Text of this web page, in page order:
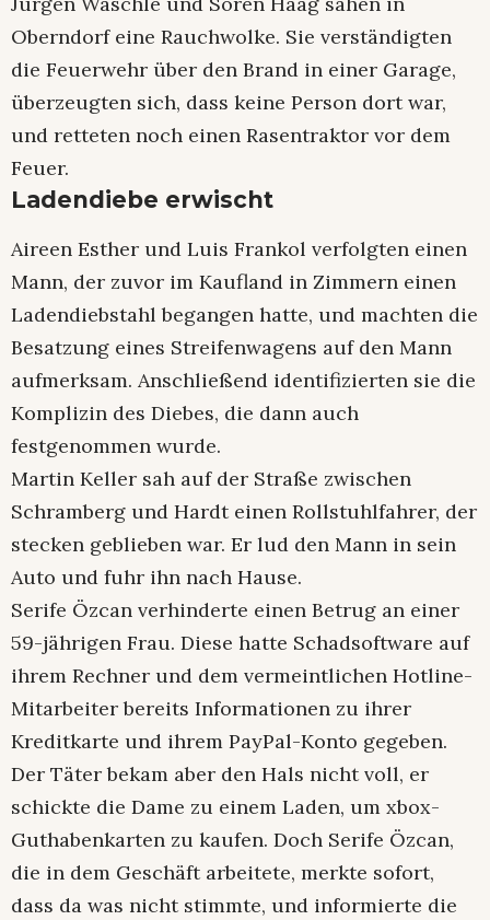
Oberndorf eine Rauchwolke. Sie verständigten
die Feuerwehr über den Brand in einer Garage,
überzeugten sich, dass keine Person dort war,
und retteten noch einen Rasentraktor vor dem
Feuer.
Ladendiebe erwischt
Aireen Esther und Luis Frankol verfolgten einen
Mann, der zuvor im Kaufland in Zimmern einen
Ladendiebstahl begangen hatte, und machten die
Besatzung eines Streifenwagens auf den Mann
aufmerksam. Anschließend identifizierten sie die
Komplizin des Diebes, die dann auch
festgenommen wurde.
Martin Keller sah auf der Straße zwischen
Schramberg und Hardt einen Rollstuhlfahrer, der
stecken geblieben war. Er lud den Mann in sein
Auto und fuhr ihn nach Hause.
Serife Özcan verhinderte einen Betrug an einer
59-jährigen Frau. Diese hatte Schadsoftware auf
ihrem Rechner und dem vermeintlichen Hotline-
Mitarbeiter bereits Informationen zu ihrer
Kreditkarte und ihrem PayPal-Konto gegeben.
Der Täter bekam aber den Hals nicht voll, er
schickte die Dame zu einem Laden, um xbox-
Guthabenkarten zu kaufen. Doch Serife Özcan,
die in dem Geschäft arbeitete, merkte sofort,
dass da was nicht stimmte, und informierte die